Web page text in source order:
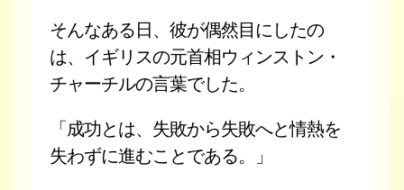
そんなある日、彼が偶然目にしたの
は、イギリスの元首相ウィンストン・
チャーチルの言葉でした。
「成功とは、失敗から失敗へと情熱を
失わずに進むことである。」